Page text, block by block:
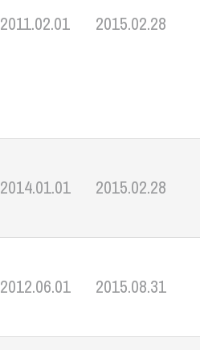
2011.02.01 2015.02.28
2014.01.01 2015.02.28
2012.06.01 2015.08.31